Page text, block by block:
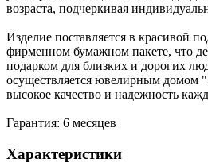
возраста, подчеркивая
Изделие поставляется в красивой
фирменном бумажном пакете, что
подарком для близких и дорогих
осуществляется ювелирным домом
высокое качество и надежность
Гарантия: 6 месяцев
Характеристики